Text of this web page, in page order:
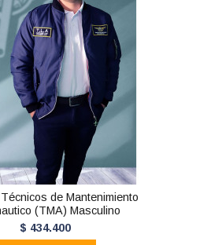
de Mantenimiento
(TMA) Masculino
$ 434.400